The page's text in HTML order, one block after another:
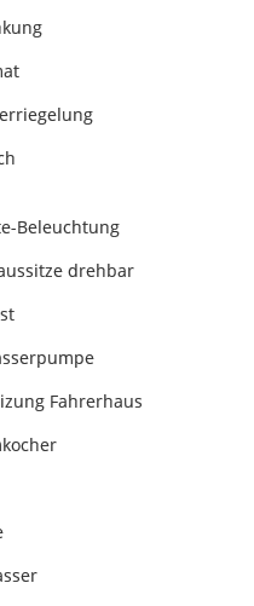
Beleuchtung
drehbar
Fahrerhaus